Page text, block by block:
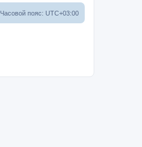
Часовой пояс: UTC+03:00